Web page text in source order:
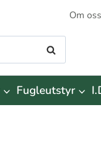
Om oss
Søk
Fugleutstyr